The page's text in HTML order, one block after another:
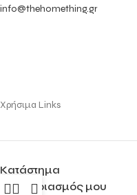
info@thehomething.gr
Χρήσιμα Links
Κατάστημα
Ο λογαριασμός μου